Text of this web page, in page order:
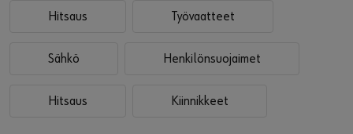
Hitsaus Työvaatteet
Sähkö Henkilönsuojaimet
Hitsaus Kiinnikkeet